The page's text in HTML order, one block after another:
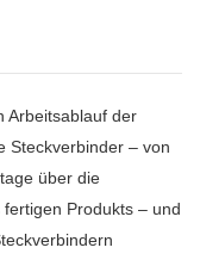
Arbeitsablauf der
Steckverbinder – von
über die
Produkts – und